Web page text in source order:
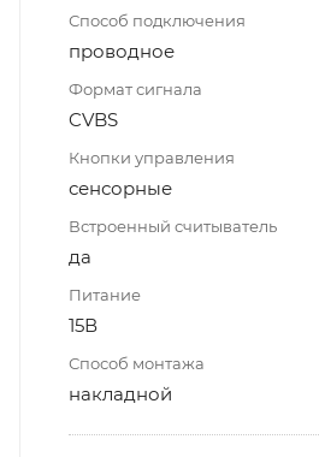
Способ подключения
проводное
Формат сигнала
CVBS
Кнопки управления
сенсорные
Встроенный считыватель
да
Питание
15В
Способ монтажа
накладной